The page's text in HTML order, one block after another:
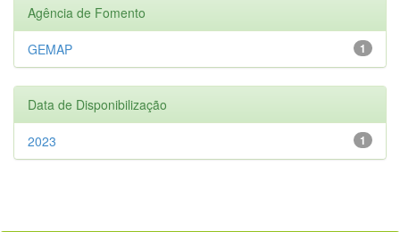
Agência de Fomento
1
GEMAP
Data de Disponibilização
1
2023